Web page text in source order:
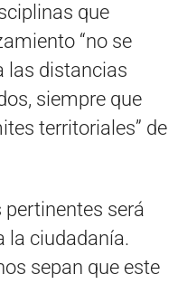
que
“no se
las distancias
siempre que
territoriales” de
pertinentes será
la ciudadanía.
sepan que este